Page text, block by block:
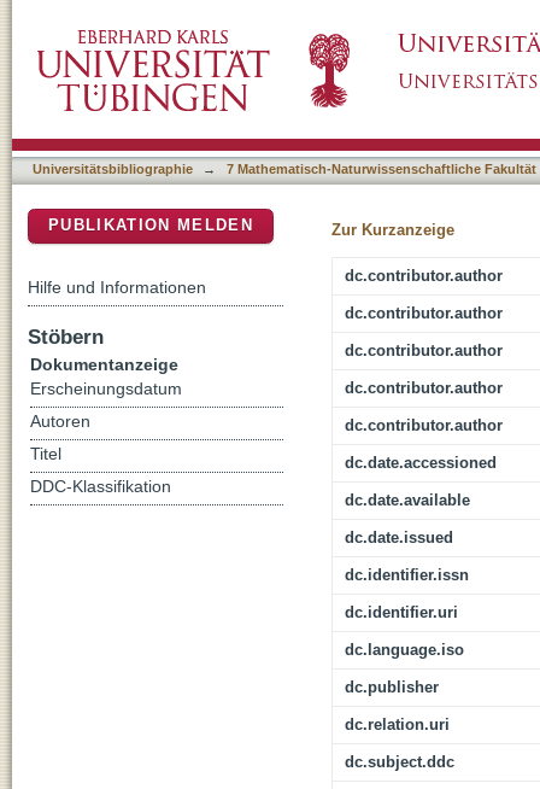
Universitätsbibliographie → 7 Mathematisch-Naturwissenschaftliche Fakultät
Zur Kurzanzeige
dc.contributor.author
dc.contributor.author
dc.contributor.author
dc.contributor.author
dc.contributor.author
dc.date.accessioned
dc.date.available
dc.date.issued
dc.identifier.issn
dc.identifier.uri
dc.language.iso
dc.publisher
dc.relation.uri
dc.subject.ddc
PUBLIKATION MELDEN
Hilfe und Informationen
Stöbern
Dokumentanzeige
Erscheinungsdatum
Autoren
Titel
DDC-Klassifikation